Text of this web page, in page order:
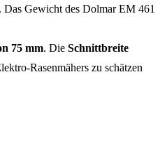
Das Gewicht des Dolmar EM 461
75 mm. Die Schnittbreite
Rasenmähers zu schätzen